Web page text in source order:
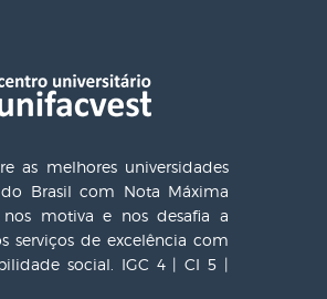
as melhores universidades
do Brasil com Nota Máxima
motiva e nos desafia a
serviços de excelência com
social. IGC 4 | CI 5 |